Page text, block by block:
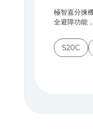
極智嘉分揀
全避障功能
S20C